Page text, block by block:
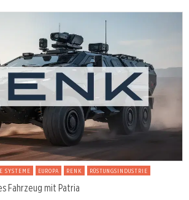
Drei-Billionen-Marke geknackt
SYSTEME EUROPA RENK RÜSTUNGSINDUSTRIE
Fahrzeug mit Patria